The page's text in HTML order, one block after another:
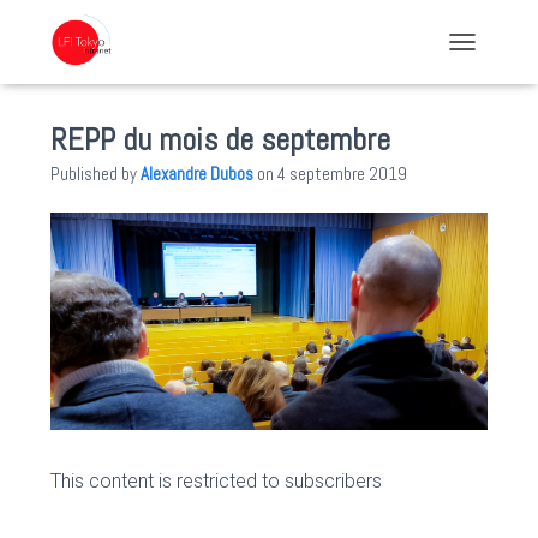
REPP du mois de septembre
Published byAlexandre Dubos on 4 septembre 2019
This content is restricted to subscribers